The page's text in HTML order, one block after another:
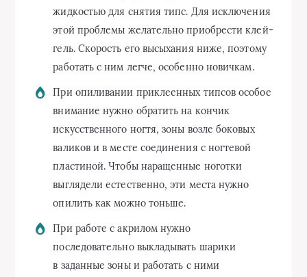
жидкостью для снятия типс. Для исключения
этой проблемы желательно приобрести клей-
гель. Скорость его высыхания ниже, поэтому
работать с ним легче, особенно новичкам.
При опиливании приклеенных типсов особое
внимание нужно обратить на кончик
искусственного ногтя, зоны возле боковых
валиков и в месте соединения с ногтевой
пластиной. Чтобы наращенные ноготки
выглядели естественно, эти места нужно
опилить как можно тоньше.
При работе с акрилом нужно
последовательно выкладывать шарики
в заданные зоны и работать с ними